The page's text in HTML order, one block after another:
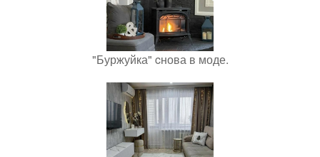
"Буржуйка" cнова в моде.